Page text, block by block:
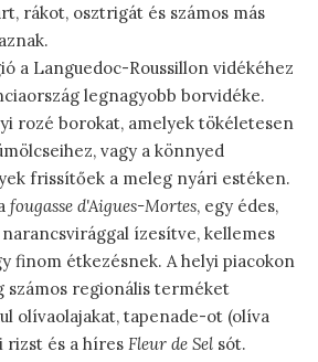
rákot, osztrigát és számos más
a Languedoc-Roussillon vidékéhez
legnagyobb borvidéke.
rozé borokat, amelyek tökéletesen
vagy a könnyed
frissítőek a meleg nyári estéken.
fougasse d'Aigues-Mortes, egy édes,
ízesítve, kellemes
finom étkezésnek. A helyi piacokon
számos regionális terméket
olívaolajakat, tapenade-ot (olíva
rizst és a híres Fleur de Sel sót.